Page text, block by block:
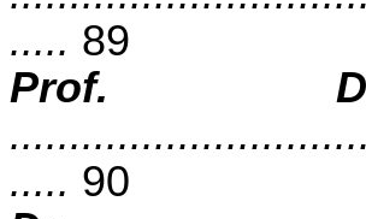
..... 89
Prof.
..... 90